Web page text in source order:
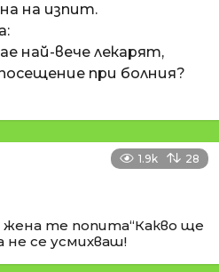
на изпит.
най-вече лекарят,
при болния?
1.9k 28
те попита“Какво ще
не се усмихваш!